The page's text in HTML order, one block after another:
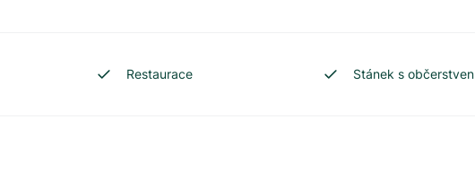
Restaurace Stánek s